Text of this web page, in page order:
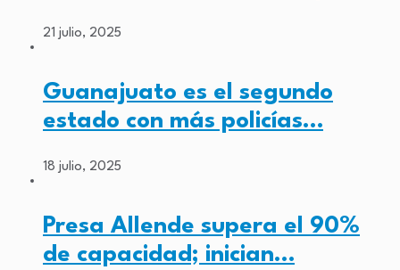
21 julio, 2025
Guanajuato es el segundo
estado con más policías…
18 julio, 2025
Presa Allende supera el 90%
de capacidad; inician…